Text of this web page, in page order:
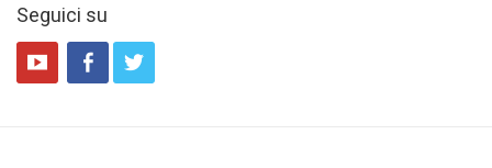
Seguici su